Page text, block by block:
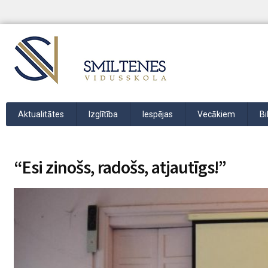
Aktualitātes Izglītība Iespējas Vecākiem
“Esi zinošs, radošs, atjautīgs!”